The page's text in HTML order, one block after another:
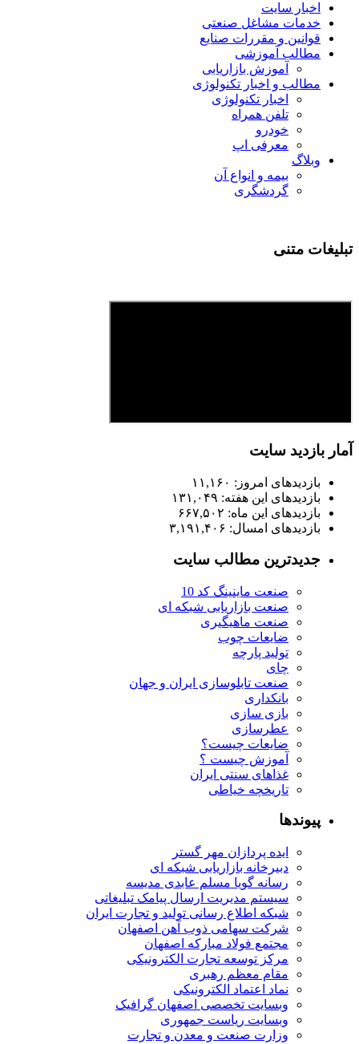
اخبار سایت
خدمات مشاغل صنعتی
قوانین و مقررات صنایع
مطالب آموزشی
آموزش بازاریابی
مطالب و اخبار تکنولوژی
اخبار تکنولوژی
تلفن همراه
خودرو
معرفی اپ
وبلاگ
بیمه و انواع آن
گردشگری
تبلیغات متنی
آمار بازدید سایت
بازدیدهای امروز: ۱۱,۱۶۰
بازدیدهای این هفته: ۱۳۱,۰۴۹
بازدیدهای این ماه: ۶۶۷,۵۰۲
بازدیدهای امسال: ۳,۱۹۱,۴۰۶
جدیدترین مطالب سایت
صنعت ماینینگ کد 10
صنعت بازاریابی شبکه ای
صنعت ماهیگیری
ضایعات چوب
تولید پارچه
چای
صنعت تابلوسازی ایران و جهان
بانکداری
بازی سازی
عطرسازی
ضایعات چیست؟
آموزش چیست ؟
غذاهای سنتی ایران
تاریخچه خیاطی
پیوندها
ایده پردازان مهر گستر
دبیرخانه بازاریابی شبکه ای
رسانه گویا مسلم عابدی مدیسه
سیستم مدیریت ارسال پیامک تبلیغاتی
شبکه اطلاع رسانی تولید و تجارت ایران
شرکت سهامی ذوب آهن اصفهان
مجتمع فولاد مبارکه اصفهان
مرکز توسعه تجارت الکترونیکی
مقام معظم رهبری
نماد اعتماد الکترونیکی
وبسایت تخصصی اصفهان گرافیک
وبسایت ریاست جمهوری
وزارت صنعت و معدن و تجارت